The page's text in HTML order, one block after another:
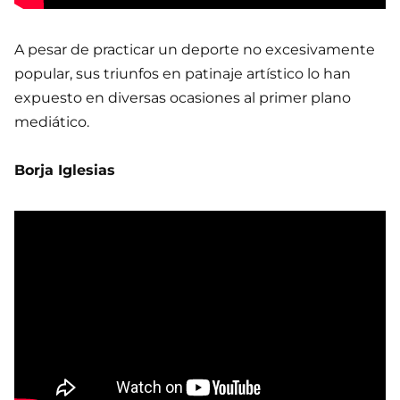
A pesar de practicar un deporte no excesivamente
popular, sus triunfos en patinaje artístico lo han
expuesto en diversas ocasiones al primer plano
mediático.
Borja Iglesias